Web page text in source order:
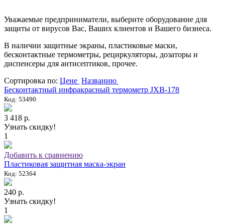
Уважаемые предприниматели, выберите оборудование для
защиты от вирусов Вас, Ваших клиентов и Вашего бизнеса.
В наличии защитные экраны, пластиковые маски,
бесконтактные термометры, рециркуляторы, дозаторы и
диспенсеры для антисептиков, прочее.
Сортировка по: Цене Названию
Бесконтактный инфракрасный термометр JXB-178
Код: 53490
3 418 р.
Узнать скидку!
1
Добавить к сравнению
Пластиковая защитная маска-экран
Код: 52364
240 р.
Узнать скидку!
1